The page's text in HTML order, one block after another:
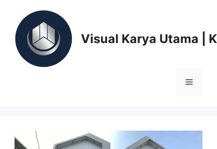
content
Visual Karya Utama |
Menu